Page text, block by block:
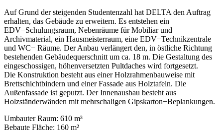
Auf Grund der steigenden Studentenzahl hat DELTA den Auftrag
erhalten, das Gebäude zu erweitern. Es entstehen ein
EDV−Schulungsraum, Nebenräume für Mobiliar und
Archivmaterial, ein Hausmeisterraum, eine EDV−Technikzentrale
und WC− Räume. Der Anbau verlängert den, in östliche Richtung
bestehenden Gebäudequerschnitt um ca. 18 m. Die Gestaltung des
eingeschossigen, höhenversetzten Pultdaches wird fortgesetzt.
Die Konstruktion besteht aus einer Holzrahmenbauweise mit
Brettschichtbindern und einer Fassade aus Holztafeln. Die
Außenfassade ist geputzt. Der Innenausbau besteht aus
Holzständerwänden mit mehrschaligen Gipskarton−Beplankungen.
Umbauter Raum: 610 m³
Bebaute Fläche: 160 m²